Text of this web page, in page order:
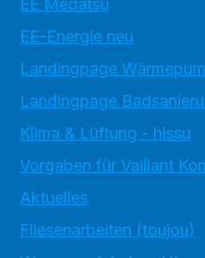
EE Medatsu
EE-Energie neu
Landingpage
Landingpage
Klima & Lüftung - hissu
Vorgaben für Vaillant
Aktuelles
Fliesenarbeiten (toujou)